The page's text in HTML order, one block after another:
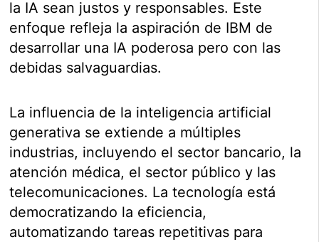
la IA sean justos y responsables. Este
enfoque refleja la aspiración de IBM de
desarrollar una IA poderosa pero con las
debidas salvaguardias.
La influencia de la inteligencia artificial
generativa se extiende a múltiples
industrias, incluyendo el sector bancario, la
atención médica, el sector público y las
telecomunicaciones. La tecnología está
democratizando la eficiencia,
automatizando tareas repetitivas para